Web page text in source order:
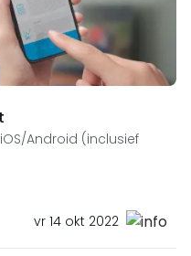
Android (inclusief
vr 14 okt 2022